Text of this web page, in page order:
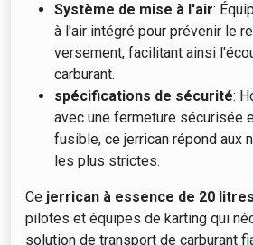
Système de mise à l'air:
à l'air intégré pour prévenir le
versement, facilitant ainsi
carburant.
spécifications de sécurité:
avec une fermeture sécurisée
fusible, ce jerrican répond aux
les plus strictes.
Ce jerrican à essence de 20 litres
pilotes et équipes de karting qui
solution de transport de carburant